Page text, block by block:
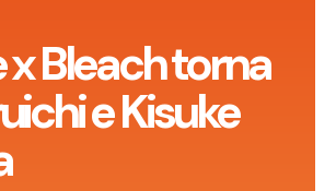
Bleach torna
e Kisuke